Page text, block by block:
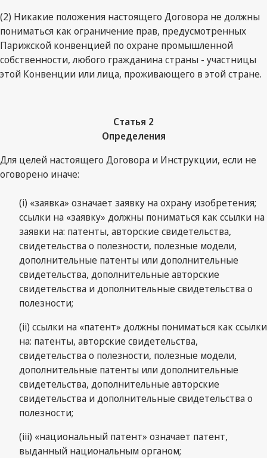
(2) Никакие положения настоящего Договора не должны
пониматься как ограничение прав, предусмотренных
Парижской конвенцией по охране промышленной
собственности, любого гражданина страны - участницы
этой Конвенции или лица, проживающего в этой стране.
Статья 2
Определения
Для целей настоящего Договора и Инструкции, если не
оговорено иначе:
(i) «заявка» означает заявку на охрану изобретения;
ссылки на «заявку» должны пониматься как ссылки на
заявки на: патенты, авторские свидетельства,
свидетельства о полезности, полезные модели,
дополнительные патенты или дополнительные
свидетельства, дополнительные авторские
свидетельства и дополнительные свидетельства о
полезности;
(ii) ссылки на «патент» должны пониматься как ссылки
на: патенты, авторские свидетельства,
свидетельства о полезности, полезные модели,
дополнительные патенты или дополнительные
свидетельства, дополнительные авторские
свидетельства и дополнительные свидетельства о
полезности;
(iii) «национальный патент» означает патент,
выданный национальным органом;